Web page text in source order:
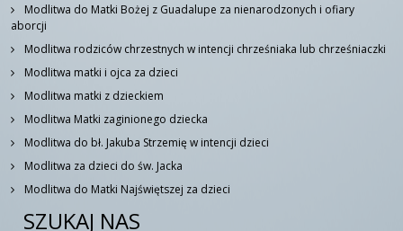
Modlitwa do Matki Bożej z Guadalupe za nienarodzonych i ofiary
aborcji
Modlitwa rodziców chrzestnych w intencji chrześniaka lub chrześniaczki
Modlitwa matki i ojca za dzieci
Modlitwa matki z dzieckiem
Modlitwa Matki zaginionego dziecka
Modlitwa do bł. Jakuba Strzemię w intencji dzieci
Modlitwa za dzieci do św. Jacka
Modlitwa do Matki Najświętszej za dzieci
SZUKAJ NAS